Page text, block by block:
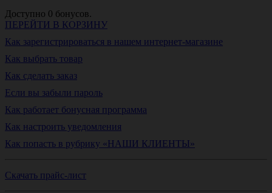
Доступно 0 бонусов.
ПЕРЕЙТИ В КОРЗИНУ
Как зарегистрироваться в нашем интернет-магазине
Как выбрать товар
Как сделать заказ
Если вы забыли пароль
Как работает бонусная программа
Как настроить уведомления
Как попасть в рубрику «НАШИ КЛИЕНТЫ»
Скачать прайс-лист